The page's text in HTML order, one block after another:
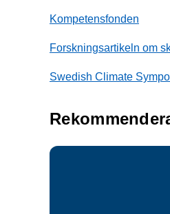
Kompetensfonden
Forskningsartikeln om
Swedish Climate